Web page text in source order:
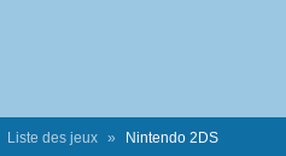
Liste des jeux Nintendo 2DS